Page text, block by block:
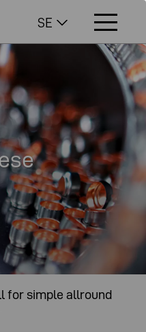
SE
for simple allround